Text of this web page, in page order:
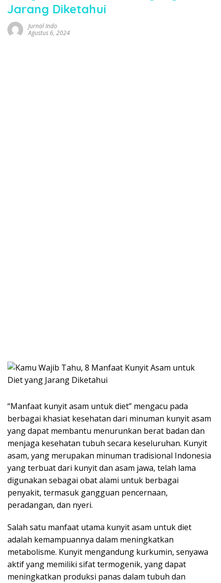
Jarang Diketahui
Jurnal Indo
Agustus 6, 2024
“Manfaat kunyit asam untuk diet” mengacu pada
berbagai khasiat kesehatan dari minuman kunyit asam
yang dapat membantu menurunkan berat badan dan
menjaga kesehatan tubuh secara keseluruhan. Kunyit
asam, yang merupakan minuman tradisional Indonesia
yang terbuat dari kunyit dan asam jawa, telah lama
digunakan sebagai obat alami untuk berbagai
penyakit, termasuk gangguan pencernaan,
peradangan, dan nyeri.
Salah satu manfaat utama kunyit asam untuk diet
adalah kemampuannya dalam meningkatkan
metabolisme. Kunyit mengandung kurkumin, senyawa
aktif yang memiliki sifat termogenik, yang dapat
meningkatkan produksi panas dalam tubuh dan